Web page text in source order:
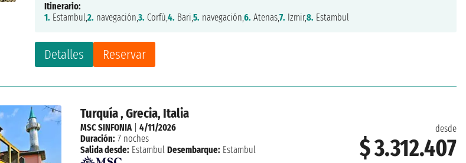
Detalles Reservar
Itinerario:
1. Estambul,2. navegación,3. Corfù,4. Bari,5. navegación,6. Atenas,7. Izmir,8. Estambul
Turquía , Grecia, Italia
desde
$ 3.312.407
MSC SINFONIA| 4/11/2026
Duración: 7 noches
Salida desde: Estambul Desembarque: Estambul